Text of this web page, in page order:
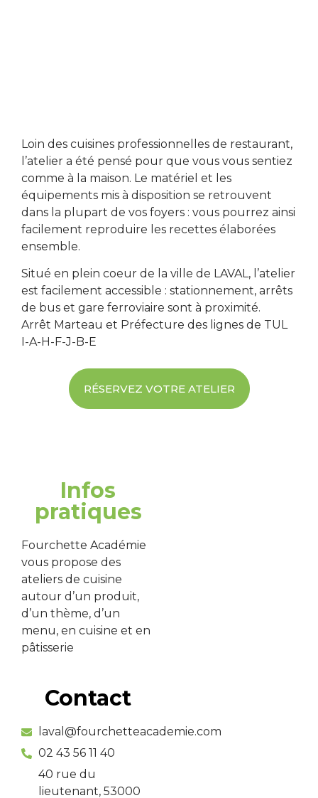
Loin des cuisines professionnelles de restaurant,
l’atelier a été pensé pour que vous vous sentiez
comme à la maison. Le matériel et les
équipements mis à disposition se retrouvent
dans la plupart de vos foyers : vous pourrez ainsi
facilement reproduire les recettes élaborées
ensemble.
Situé en plein coeur de la ville de LAVAL, l’atelier
est facilement accessible : stationnement, arrêts
de bus et gare ferroviaire sont à proximité.
Arrêt Marteau et Préfecture des lignes de TUL
I-A-H-F-J-B-E
RÉSERVEZ VOTRE ATELIER
Infos
pratiques
Fourchette Académie
vous propose des
ateliers de cuisine
autour d’un produit,
d’un thème, d’un
menu, en cuisine et en
pâtisserie
Contact
laval@fourchetteacademie.com
02 43 56 11 40
40 rue du
lieutenant, 53000